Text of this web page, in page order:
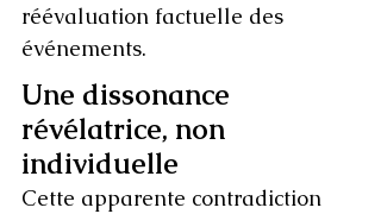
réévaluation factuelle des
événements.
Une dissonance
révélatrice, non
individuelle
Cette apparente contradiction